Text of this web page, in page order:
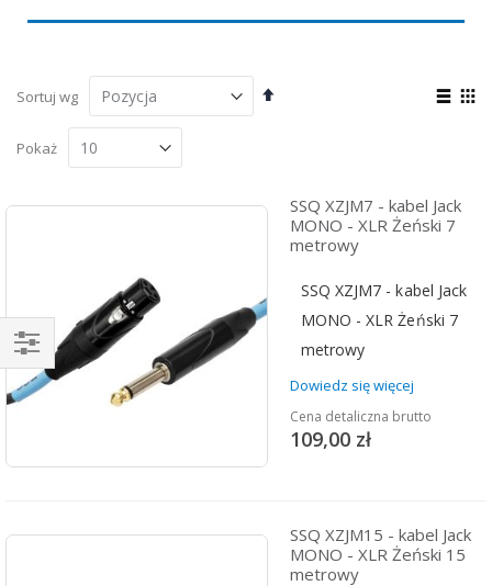
Sortuj wg
Ustaw
Pokaż
SSQ XZJM7 - kabel Jack
MONO - XLR Żeński 7
metrowy
SSQ XZJM7 - kabel Jack
MONO - XLR Żeński 7
metrowy
Dowiedz się więcej
Cena detaliczna brutto
109,00 zł
SSQ XZJM15 - kabel Jack
MONO - XLR Żeński 15
metrowy
Kupuj
wg